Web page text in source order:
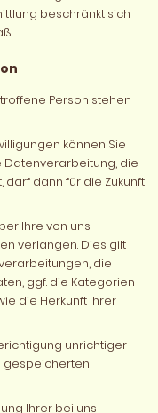
beschränkt sich
Person stehen
können Sie
die
dann für die Zukunft
Ihre von uns
verlangen. Dies gilt
die
ggf. die Kategorien
die Herkunft Ihrer
unrichtiger
gespeicherten
Ihrer bei uns